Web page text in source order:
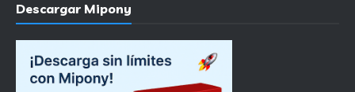
Descargar Mipony